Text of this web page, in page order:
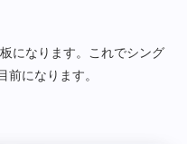
になります。これでシング
になります。